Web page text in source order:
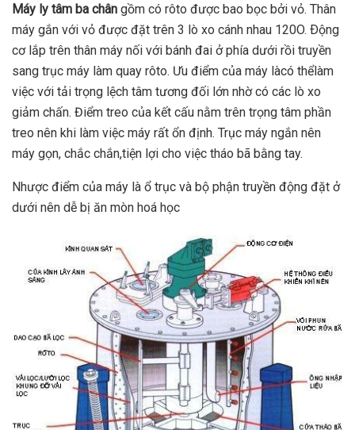
Máy ly tâm ba chân gồm có rôto được bao bọc bởi vỏ. Thân
máy gắn với vỏ được đặt trên 3 lò xo cánh nhau 120O. Ðộng
cơ lắp trên thân máy nối với bánh đai ở phía dưới rồi truyền
sang trục máy làm quay rôto. Ưu điểm của máy làcó thểlàm
việc với tải trọng lệch tâm tương đối lớn nhờ có các lò xo
giảm chấn. Điểm treo của kết cấu nằm trên trọng tâm phần
treo nên khi làm việc máy rất ổn định. Trục máy ngắn nên
máy gọn, chắc chắn,tiện lợi cho việc tháo bã bằng tay.
Nhược điểm của máy là ổ trục và bộ phận truyền động đặt ở
dưới nên dễ bị ăn mòn hoá học